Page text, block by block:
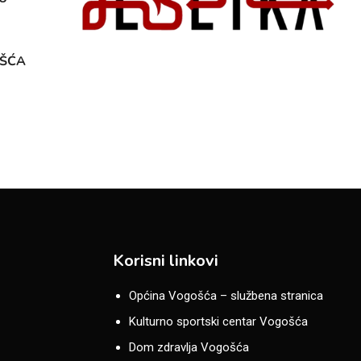
Korisni linkovi
Općina Vogošća – službena stranica
Kulturno sportski centar Vogošća
Dom zdravlja Vogošća